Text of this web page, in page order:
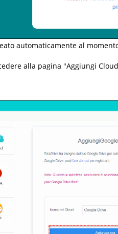
automaticamente al
alla pagina "Aggiungi